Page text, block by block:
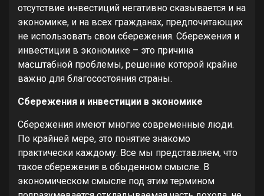
отсутствие инвестиций негативно сказывается и на
экономике, и на всех гражданах, предпочитающих
не использовать свои сбережения. Сбережения и
инвестиции в экономике – это причина
масштабной проблемы, решение которой крайне
важно для благосостояния страны.
Сбережения и инвестиции в экономике
Сбережения имеют многие современные люди.
По крайней мере, это понятие знакомо
практически каждому. Все мы представляем, что
такое сбережения в обыденном смысле. В
экономическом смысле под этим термином